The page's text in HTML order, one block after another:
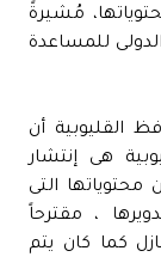
مُشيرةً
للمساعدة
القليوبية أن
هى إنتشار
التى
، مقترحاً
كما كان يتم